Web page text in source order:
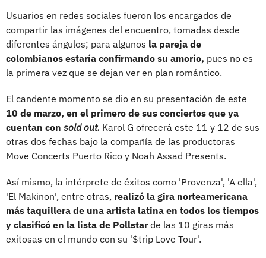
Usuarios en redes sociales fueron los encargados de
compartir las imágenes del encuentro, tomadas desde
diferentes ángulos; para algunos la pareja de
colombianos estaría confirmando su amorío, pues no es
la primera vez que se dejan ver en plan romántico.
El candente momento se dio en su presentación de este
10 de marzo, en el primero de sus conciertos que ya
cuentan con sold out. Karol G ofrecerá este 11 y 12 de sus
otras dos fechas bajo la compañía de las productoras
Move Concerts Puerto Rico y Noah Assad Presents.
Así mismo, la intérprete de éxitos como 'Provenza', 'A ella',
'El Makinon', entre otras, realizó la gira norteamericana
más taquillera de una artista latina en todos los tiempos
y clasificó en la lista de Pollstarde las 10 giras más
exitosas en el mundo con su '$trip Love Tour'.